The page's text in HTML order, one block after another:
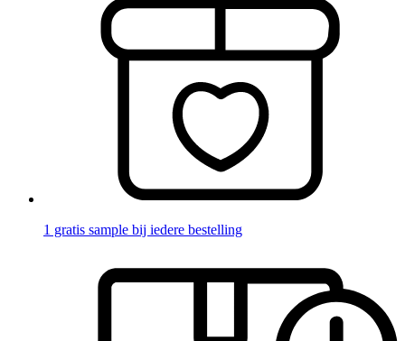
1 gratis sample bij iedere bestelling